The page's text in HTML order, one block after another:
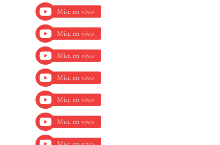
Misa en vivo
Misa en vivo
Misa en vivo
Misa en vivo
Misa en vivo
Misa en vivo